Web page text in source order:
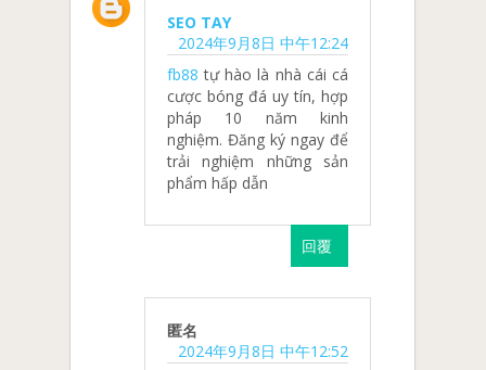
SEO TAY
2024年9月8日 中午12:24
fb88 tự hào là nhà cái cá
cược bóng đá uy tín, hợp
pháp 10 năm kinh
nghiệm. Đăng ký ngay để
trải nghiệm những sản
phẩm hấp dẫn
回覆
匿名
2024年9月8日 中午12:52